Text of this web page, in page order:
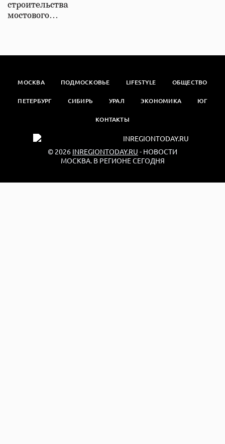
строительства
мостового…
МОСКВА ПОДМОСКОВЬЕ LIFESTYLE ОБЩЕСТВО
ПЕТЕРБУРГ СИБИРЬ УРАЛ ЭКОНОМИКА ЮГ
КОНТАКТЫ
© 2026 INREGIONTODAY.RU - НОВОСТИ
МОСКВА. В РЕГИОНЕ СЕГОДНЯ